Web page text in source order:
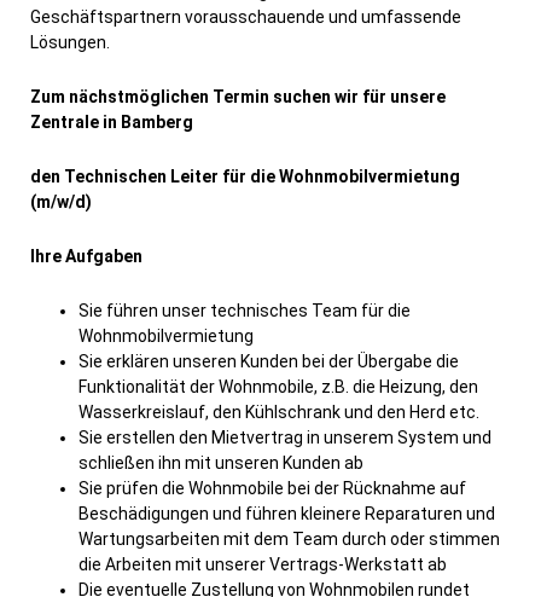
Geschäftspartnern vorausschauende und umfassende
Lösungen.
Zum nächstmöglichen Termin suchen wir für unsere
Zentrale in Bamberg
den Technischen Leiter für die Wohnmobilvermietung
(m/w/d)
Ihre Aufgaben
Sie führen unser technisches Team für die
Wohnmobilvermietung
Sie erklären unseren Kunden bei der Übergabe die
Funktionalität der Wohnmobile, z.B. die Heizung, den
Wasserkreislauf, den Kühlschrank und den Herd etc.
Sie erstellen den Mietvertrag in unserem System und
schließen ihn mit unseren Kunden ab
Sie prüfen die Wohnmobile bei der Rücknahme auf
Beschädigungen und führen kleinere Reparaturen und
Wartungsarbeiten mit dem Team durch oder stimmen
die Arbeiten mit unserer Vertrags-Werkstatt ab
Die eventuelle Zustellung von Wohnmobilen rundet